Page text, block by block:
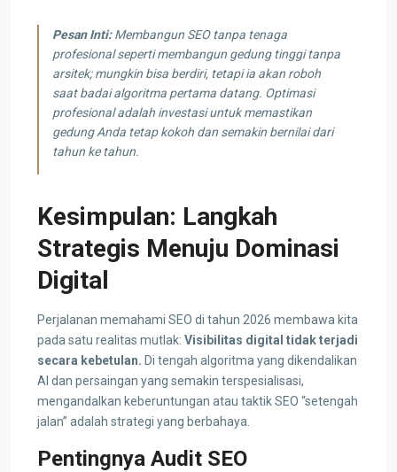
Pesan Inti:Membangun SEO tanpa tenaga
profesional seperti membangun gedung tinggi tanpa
arsitek; mungkin bisa berdiri, tetapi ia akan roboh
saat badai algoritma pertama datang. Optimasi
profesional adalah investasi untuk memastikan
gedung Anda tetap kokoh dan semakin bernilai dari
tahun ke tahun.
Kesimpulan: Langkah
Strategis Menuju Dominasi
Digital
Perjalanan memahami SEO di tahun 2026 membawa kita
pada satu realitas mutlak: Visibilitas digital tidak terjadi
secara kebetulan. Di tengah algoritma yang dikendalikan
AI dan persaingan yang semakin terspesialisasi,
mengandalkan keberuntungan atau taktik SEO “setengah
jalan” adalah strategi yang berbahaya.
Pentingnya Audit SEO